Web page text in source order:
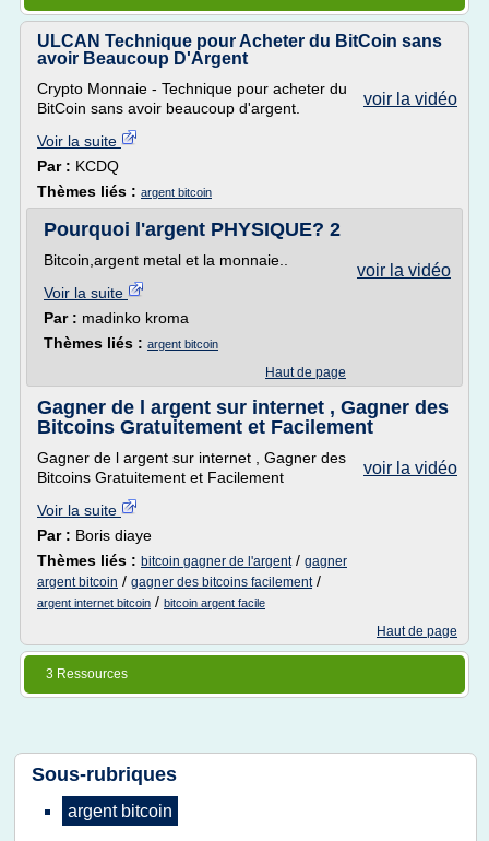
ULCAN Technique pour Acheter du BitCoin sans
avoir Beaucoup D'Argent
voir la vidéo
Crypto Monnaie - Technique pour acheter du
BitCoin sans avoir beaucoup d'argent.
Voir la suite
Par : KCDQ
Thèmes liés : argent bitcoin
Pourquoi l'argent PHYSIQUE? 2
voir la vidéo
Bitcoin,argent metal et la monnaie..
Voir la suite
Par : madinko kroma
Thèmes liés : argent bitcoin
Haut de page
Gagner de l argent sur internet , Gagner des
Bitcoins Gratuitement et Facilement
voir la vidéo
Gagner de l argent sur internet , Gagner des
Bitcoins Gratuitement et Facilement
Voir la suite
Par : Boris diaye
Thèmes liés : bitcoin gagner de l'argent/ gagner
argent bitcoin / gagner des bitcoins facilement/
argent internet bitcoin / bitcoin argent facile
Haut de page
3 Ressources
Sous-rubriques
argent bitcoin